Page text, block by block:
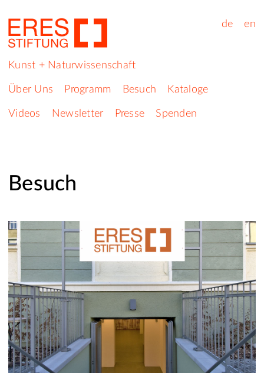
de en
Kunst + Naturwissenschaft
Über Uns Programm Besuch Kataloge
Videos Newsletter Presse Spenden
Besuch